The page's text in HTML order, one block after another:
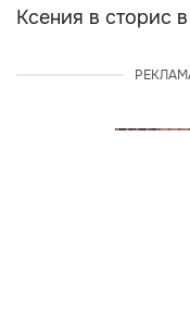
Ксения в сторис